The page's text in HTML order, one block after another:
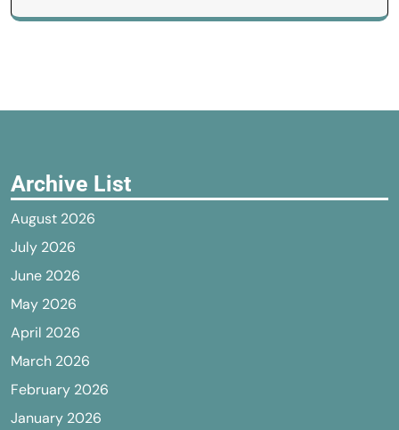
Archive List
August 2026
July 2026
June 2026
May 2026
April 2026
March 2026
February 2026
January 2026